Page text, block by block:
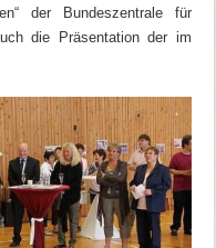
der Bundeszentrale für
die Präsentation der im